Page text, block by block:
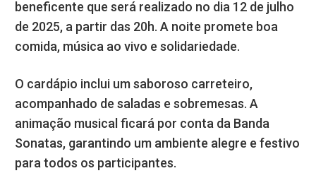
beneficente que será realizado no dia 12 de julho
de 2025, a partir das 20h. A noite promete boa
comida, música ao vivo e solidariedade.
O cardápio inclui um saboroso carreteiro,
acompanhado de saladas e sobremesas. A
animação musical ficará por conta da Banda
Sonatas, garantindo um ambiente alegre e festivo
para todos os participantes.